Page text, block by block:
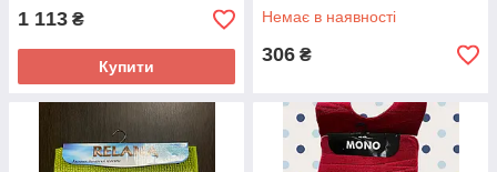
1 113 ₴
Купити
Немає в наявності
306 ₴